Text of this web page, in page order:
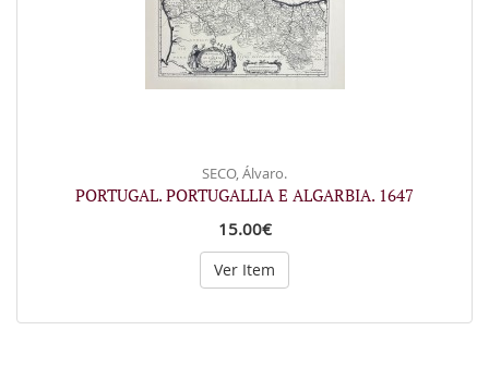
SECO, Álvaro.
PORTUGAL. PORTUGALLIA E ALGARBIA. 1647
15.00€
Ver Item